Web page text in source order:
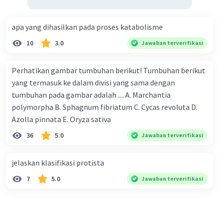
apa yang dihasilkan pada proses katabolisme
10 3.0 Jawaban terverifikasi
Perhatikan gambar tumbuhan berikut! Tumbuhan berikut
yang termasuk ke dalam divisi yang sama dengan
tumbuhan pada gambar adalah .... A. Marchantia
polymorpha B. Sphagnum fibriatum C. Cycas revoluta D.
Azolla pinnata E. Oryza sativa
36 5.0 Jawaban terverifikasi
jelaskan klasifikasi protista
7 5.0 Jawaban terverifikasi